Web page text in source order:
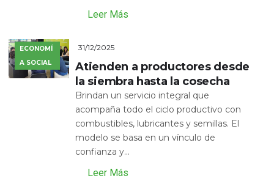
Leer Más
ECONOMÍ
A SOCIAL
31/12/2025
Atienden a productores desde
la siembra hasta la cosecha
Brindan un servicio integral que
acompaña todo el ciclo productivo con
combustibles, lubricantes y semillas. El
modelo se basa en un vínculo de
confianza y...
Leer Más